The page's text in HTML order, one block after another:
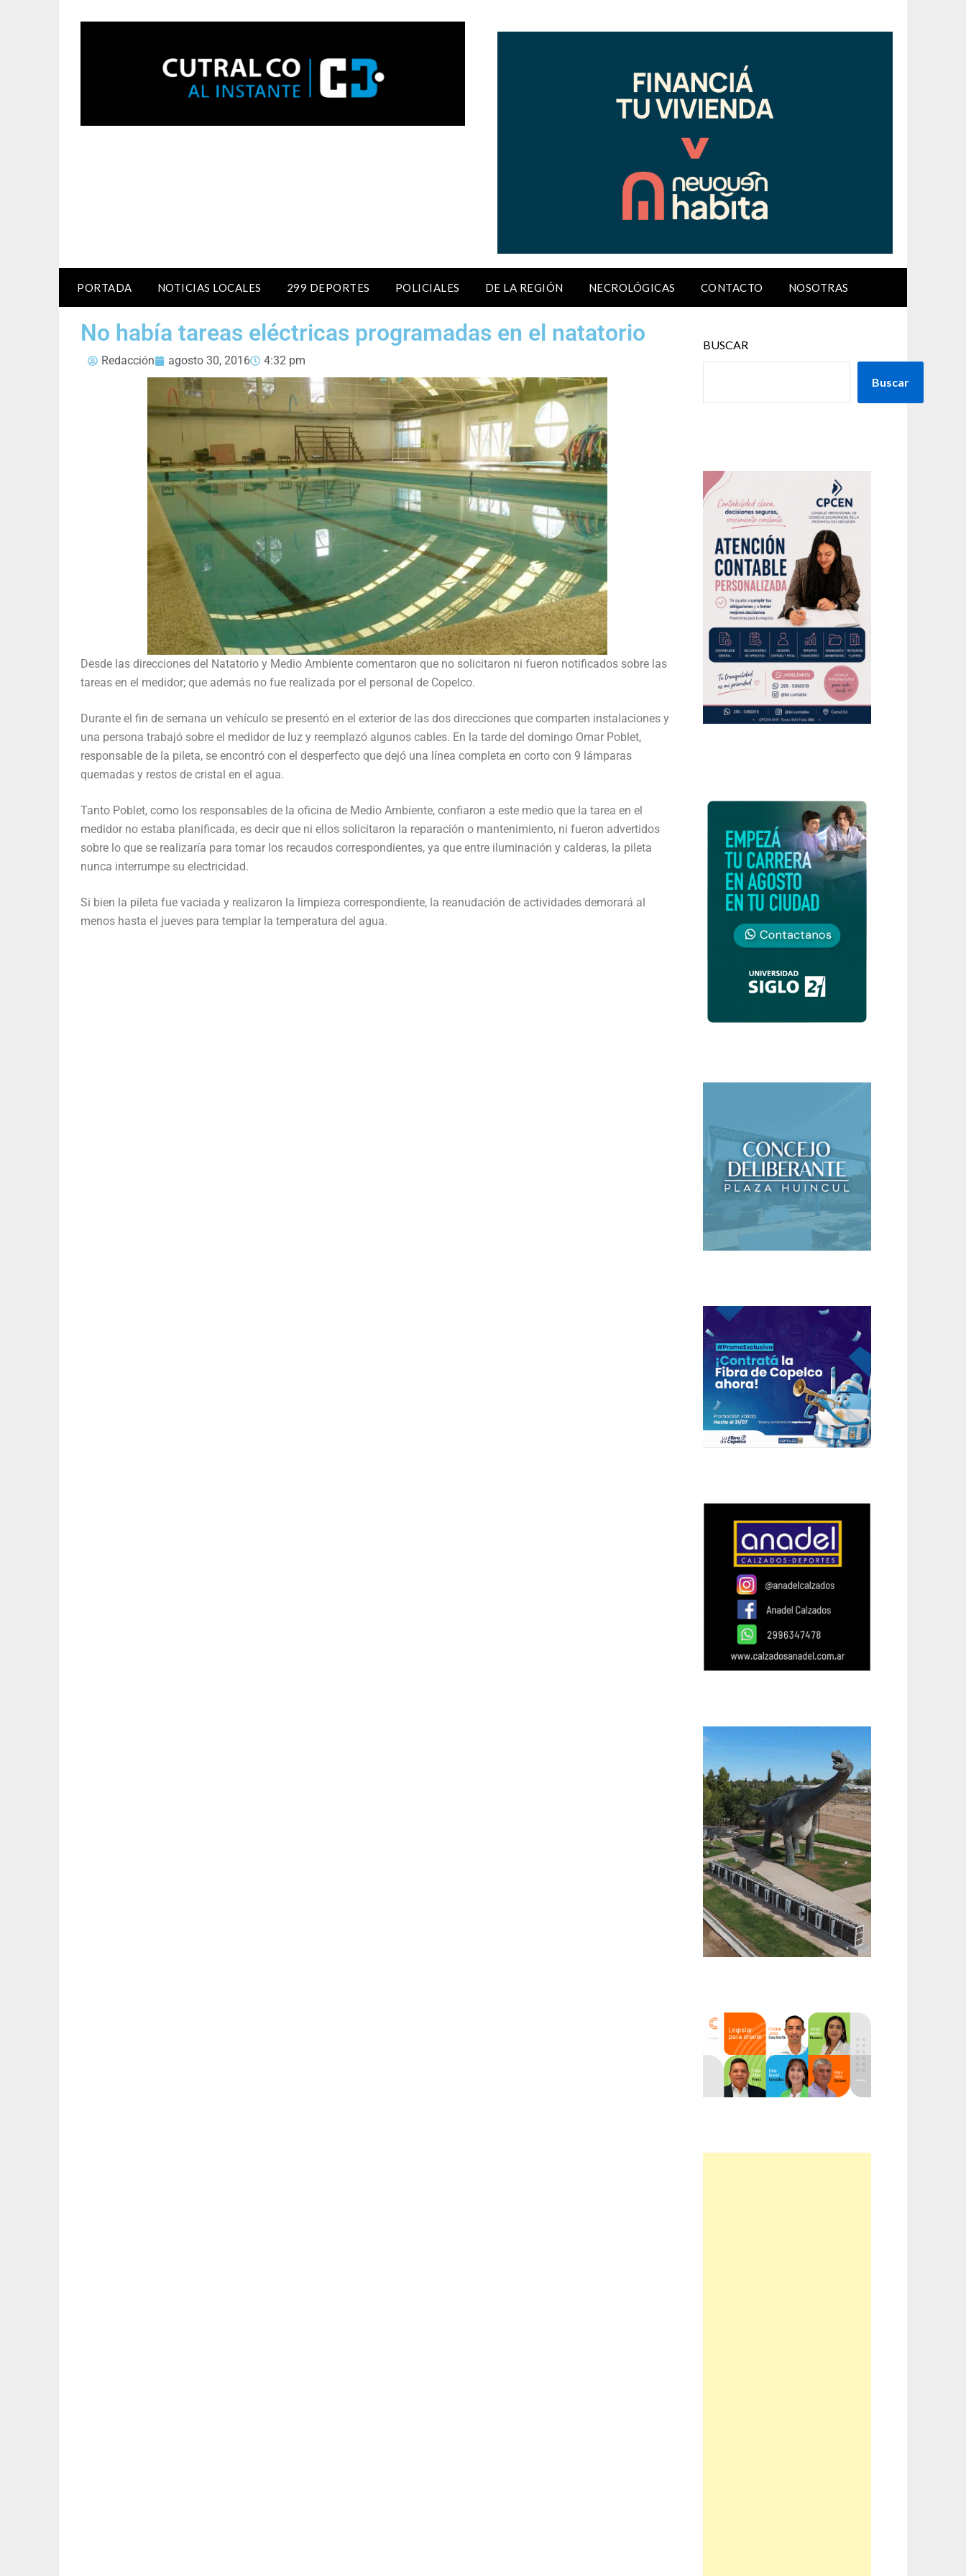
PORTADA NOTICIAS LOCALES 299 DEPORTES POLICIALES DE LA REGIÓN NECROLÓGICAS CONTACTO NOSOTRAS
No había tareas eléctricas programadas en el natatorio
Redacción agosto 30, 2016 4:32 pm
Desde las direcciones del Natatorio y Medio Ambiente comentaron que no solicitaron ni fueron notificados sobre las
tareas en el medidor; que además no fue realizada por el personal de Copelco.
Durante el fin de semana un vehículo se presentó en el exterior de las dos direcciones que comparten instalaciones y
una persona trabajó sobre el medidor de luz y reemplazó algunos cables. En la tarde del domingo Omar Poblet,
responsable de la pileta, se encontró con el desperfecto que dejó una línea completa en corto con 9 lámparas
quemadas y restos de cristal en el agua.
Tanto Poblet, como los responsables de la oficina de Medio Ambiente, confiaron a este medio que la tarea en el
medidor no estaba planificada, es decir que ni ellos solicitaron la reparación o mantenimiento, ni fueron advertidos
sobre lo que se realizaría para tomar los recaudos correspondientes, ya que entre iluminación y calderas, la pileta
nunca interrumpe su electricidad.
Si bien la pileta fue vaciada y realizaron la limpieza correspondiente, la reanudación de actividades demorará al
menos hasta el jueves para templar la temperatura del agua.
BUSCAR
Buscar